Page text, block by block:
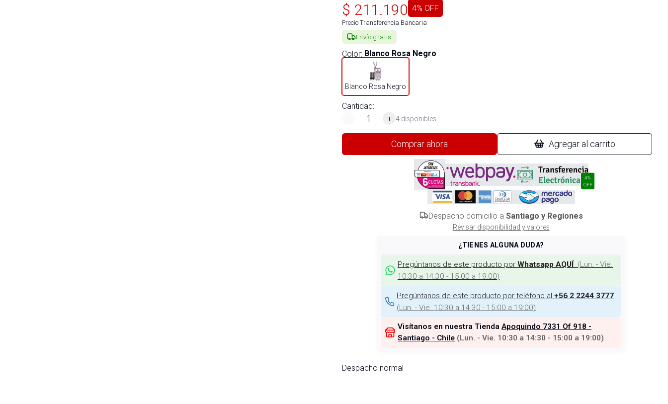
$ 211.190 4% OFF
Precio Transferencia Bancaria
Envío gratis
Color: Blanco Rosa Negro
Blanco Rosa Negro
Cantidad:
-
+ 4 disponibles
Comprar ahora Agregar al carrito
4%
OFF
Despacho domicilio a Santiago y Regiones
Revisar disponibilidad y valores
¿TIENES ALGUNA DUDA?
Pregúntanos de este producto por Whatsapp AQUÍ (Lun. - Vie.
10:30 a 14:30 - 15:00 a 19:00)
Pregúntanos de este producto por teléfono al +56 2 2244 3777
(Lun. - Vie. 10:30 a 14:30 - 15:00 a 19:00)
Visítanos en nuestra Tienda Apoquindo 7331 Of 918 -
Santiago - Chile (Lun. - Vie. 10:30 a 14:30 - 15:00 a 19:00)
Despacho normal